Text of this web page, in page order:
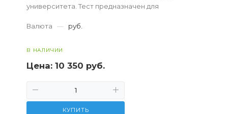
университета. Тест предназначен для
интеллектуальных функций...
Валюта — руб.
В НАЛИЧИИ
Цена: 10 350 руб.
КУПИТЬ